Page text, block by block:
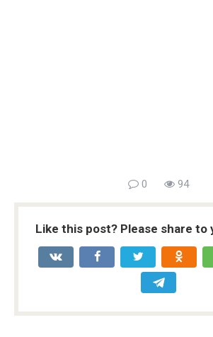
0 94
Like this post? Please share to